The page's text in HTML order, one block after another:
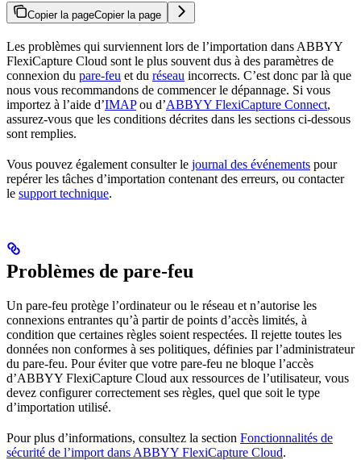
Copier la pageCopier la page
Les problèmes qui surviennent lors de l’importation dans ABBYY
FlexiCapture Cloud sont le plus souvent dus à des paramètres de
connexion du pare-feu et du réseau incorrects. C’est donc par là que
nous vous recommandons de commencer le dépannage. Si vous
importez à l’aide d’IMAPou d’ABBYY FlexiCapture Connect,
assurez-vous que les conditions décrites dans les sections ci-dessous
sont remplies.
Vous pouvez également consulter le journal des événements pour
repérer les tâches d’importation contenant des erreurs, ou contacter
le support technique.
Problèmes de pare-feu
Un pare-feu protège l’ordinateur ou le réseau et n’autorise les
connexions entrantes qu’à partir de points d’accès limités, à
condition que certaines règles soient respectées. Il rejette toutes les
données non conformes à ses politiques, définies par l’administrateur
du pare-feu. Pour éviter que votre pare-feu ne bloque l’accès
d’ABBYY FlexiCapture Cloud aux ressources de l’utilisateur, vous
devez configurer correctement ses règles, quel que soit le type
d’importation utilisé.
Pour plus d’informations, consultez la section Fonctionnalités de
sécurité de l’import dans ABBYY FlexiCapture Cloud.